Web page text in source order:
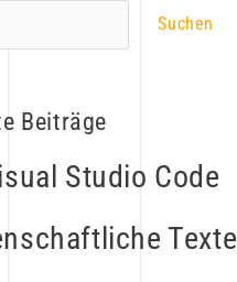
Suchen
Beiträge
Studio Code
Texte